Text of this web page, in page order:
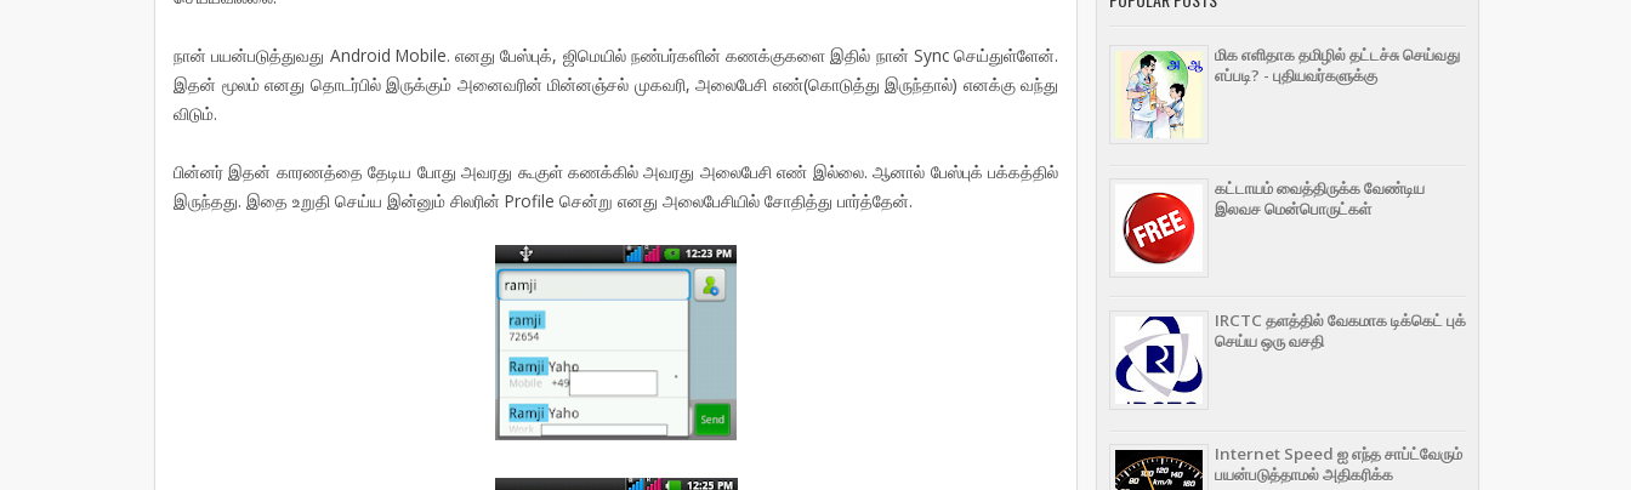
நான் பயன்படுத்துவது Android Mobile. எனது பேஸ்புக், ஜிமெயில் நண்பர்களின் கணக்குகளை இதில் நான் Sync செய்துள்ளேன்.
இதன் மூலம் எனது தொடர்பில் இருக்கும் அனைவரின் மின்னஞ்சல் முகவரி, அலைபேசி எண்(கொடுத்து இருந்தால்) எனக்கு வந்து
விடும்.
பின்னர் இதன் காரணத்தை தேடிய போது அவரது கூகுள் கணக்கில் அவரது அலைபேசி எண் இல்லை. ஆனால் பேஸ்புக் பக்கத்தில்
இருந்தது. இதை உறுதி செய்ய இன்னும் சிலரின் Profile சென்று எனது அலைபேசியில் சோதித்து பார்த்தேன்.
மிக எளிதாக தமிழில் தட்டச்சு செய்வது
எப்படி? - புதியவர்களுக்கு
கட்டாயம் வைத்திருக்க வேண்டிய
இலவச மென்பொருட்கள்
IRCTC தளத்தில் வேகமாக டிக்கெட் புக்
செய்ய ஒரு வசதி
Internet Speed ஐ எந்த சாப்ட்வேரும்
பயன்படுத்தாமல் அதிகரிக்க